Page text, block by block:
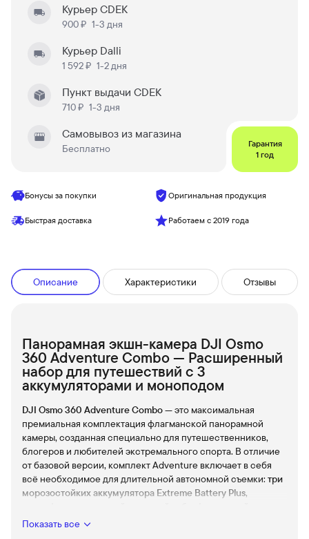
Курьер CDEK
900 ₽ 1-3 дня
Курьер Dalli
1 592 ₽ 1-2 дня
Пункт выдачи CDEK
710 ₽ 1-3 дня
Самовывоз из магазина
Бесплатно
Гарантия
1 год
Бонусы за покупки Оригинальная продукция
Быстрая доставка Работаем с 2019 года
Описание Характеристики Отзывы
Панорамная экшн-камера DJI Osmo
360 Adventure Combo — Расширенный
набор для путешествий с 3
аккумуляторами и моноподом
DJI Osmo 360 Adventure Combo— это максимальная
премиальная комплектация флагманской панорамной
камеры, созданная специально для путешественников,
блогеров и любителей экстремального спорта. В отличие
от базовой версии, комплект Adventure включает в себя
всё необходимое для длительной автономной съемки: три
морозостойких аккумулятора Extreme Battery Plus,
невидимый монопод (селфи-палку) длиной 1.2 метра
Показать все